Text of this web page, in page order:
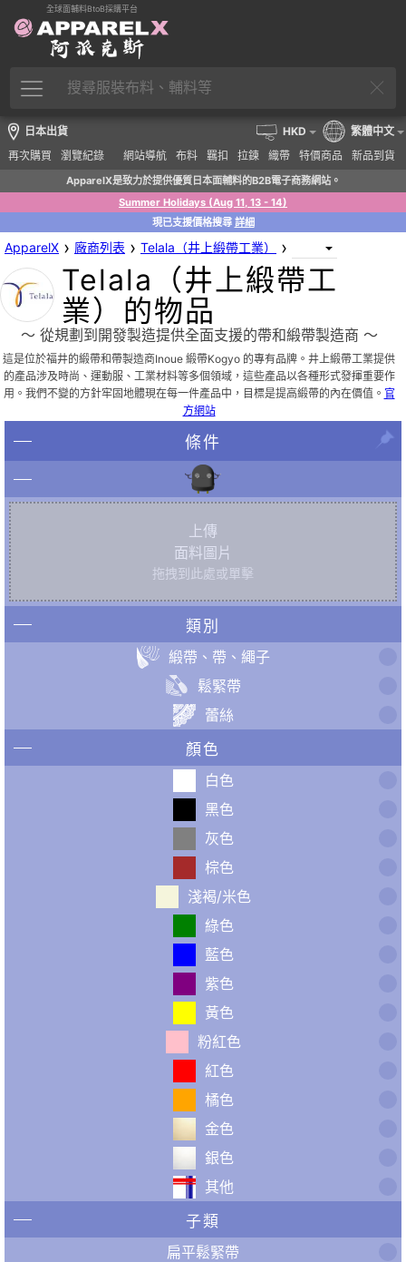
全球面輔料BtoB採購平台
日本出貨
再次購買
瀏覽紀錄 網站導航 布料 羈扣 拉鍊 織帶 特價商品 新品到貨
HKD 繁體中文
ApparelX是致力於提供優質日本面輔料的B2B電子商務網站。
Summer Holidays (Aug 11, 13 - 14)
現已支援價格搜尋 詳細
ApparelX › 廠商列表 › Telala（井上緞帶工業） ›
Telala（井上緞帶工
業）的物品
〜 從規劃到開發製造提供全面支援的帶和緞帶製造商 〜
這是位於福井的緞帶和帶製造商Inoue 緞帶Kogyo 的專有品牌。井上緞帶工業提供
的產品涉及時尚、運動服、工業材料等多個領域，這些產品以各種形式發揮重要作
用。我們不變的方針牢固地體現在每一件產品中，目標是提高緞帶的內在價值。 官
方網站
條件
上傳
面料圖片
拖拽到此處或單擊
類別
緞帶、帶、繩子
鬆緊帶
蕾絲
顏色
白色
黑色
灰色
棕色
淺褐/米色
綠色
藍色
紫色
黃色
粉紅色
紅色
橘色
金色
銀色
其他
子類
扁平鬆緊帶